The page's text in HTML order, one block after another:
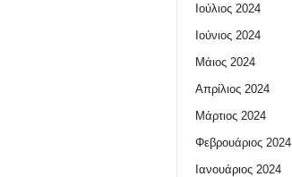
Ιούλιος 2024
Ιούνιος 2024
Μάιος 2024
Απρίλιος 2024
Μάρτιος 2024
Φεβρουάριος 2024
Ιανουάριος 2024